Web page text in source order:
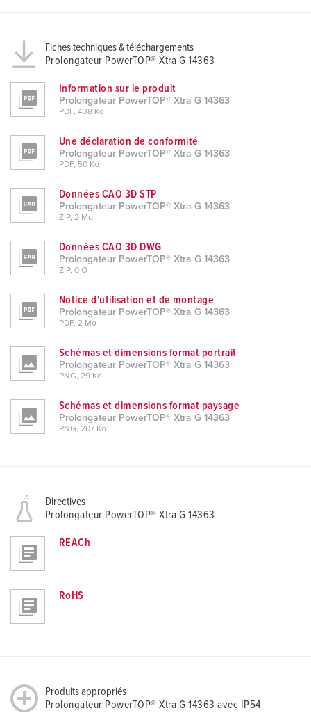
Fiches techniques & téléchargements
Prolongateur PowerTOP® Xtra G 14363
Information sur le produit
Prolongateur PowerTOP® Xtra G 14363
PDF, 438 Ko
Une déclaration de conformité
Prolongateur PowerTOP® Xtra G 14363
PDF, 50 Ko
Données CAO 3D STP
Prolongateur PowerTOP® Xtra G 14363
ZIP, 2 Mo
Données CAO 3D DWG
Prolongateur PowerTOP® Xtra G 14363
ZIP, 0 O
Notice d'utilisation et de montage
Prolongateur PowerTOP® Xtra G 14363
PDF, 2 Mo
Schémas et dimensions format portrait
Prolongateur PowerTOP® Xtra G 14363
PNG, 29 Ko
Schémas et dimensions format paysage
Prolongateur PowerTOP® Xtra G 14363
PNG, 207 Ko
Directives
Prolongateur PowerTOP® Xtra G 14363
REACh
RoHS
Produits appropriés
Prolongateur PowerTOP® Xtra G 14363 avec IP54